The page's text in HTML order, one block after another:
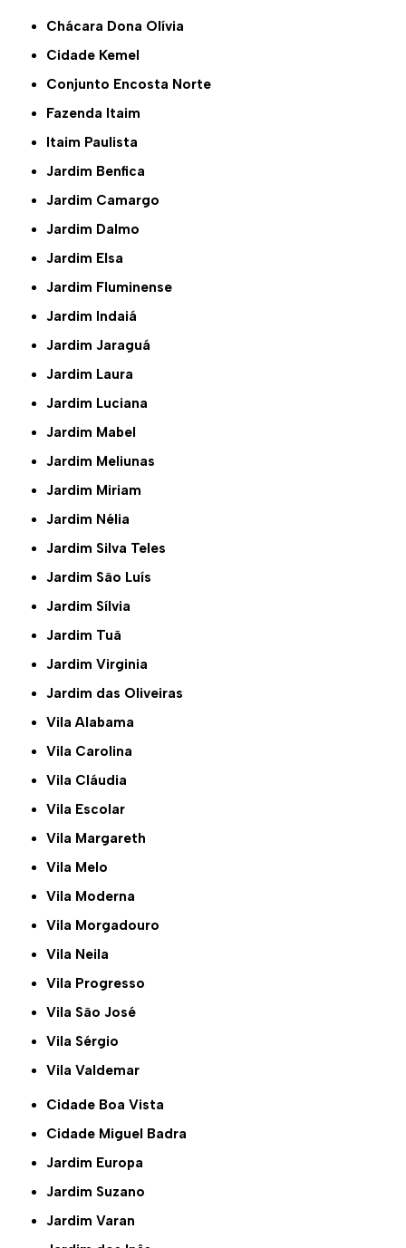
Chácara Dona Olívia
Cidade Kemel
Conjunto Encosta Norte
Fazenda Itaim
Itaim Paulista
Jardim Benfica
Jardim Camargo
Jardim Dalmo
Jardim Elsa
Jardim Fluminense
Jardim Indaiá
Jardim Jaraguá
Jardim Laura
Jardim Luciana
Jardim Mabel
Jardim Meliunas
Jardim Miriam
Jardim Nélia
Jardim Silva Teles
Jardim São Luís
Jardim Sílvia
Jardim Tuã
Jardim Virginia
Jardim das Oliveiras
Vila Alabama
Vila Carolina
Vila Cláudia
Vila Escolar
Vila Margareth
Vila Melo
Vila Moderna
Vila Morgadouro
Vila Neila
Vila Progresso
Vila São José
Vila Sérgio
Vila Valdemar
Cidade Boa Vista
Cidade Miguel Badra
Jardim Europa
Jardim Suzano
Jardim Varan